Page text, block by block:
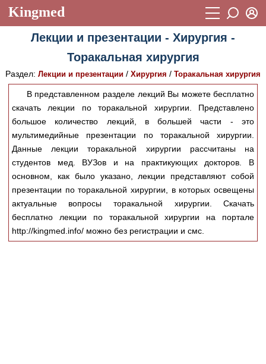
Kingmed
Учебный материал
Видеогалерея 899
Фотогалерея
Истории болезней 1268
Лекции и презентации 2474
Аккредитационные тесты
Методические рекомендации 1050
Научно-популярное
Статьи
Пароль
Восстановить пароль
Регистрация
Вход
Лекции и презентации - Хирургия -
Торакальная хирургия
Раздел: Лекции и презентации/ Хирургия / Торакальная хирургия
В представленном разделе лекций Вы можете бесплатно
скачать лекции по торакальной хирургии. Представлено
большое количество лекций, в большей части - это
мультимедийные презентации по торакальной хирургии.
Данные лекции торакальной хирургии рассчитаны на
студентов мед. ВУЗов и на практикующих докторов. В
основном, как было указано, лекции представляют собой
презентации по торакальной хирургии, в которых освещены
актуальные вопросы торакальной хирургии. Скачать
бесплатно лекции по торакальной хирургии на портале
http://kingmed.info/ можно без регистрации и смс.